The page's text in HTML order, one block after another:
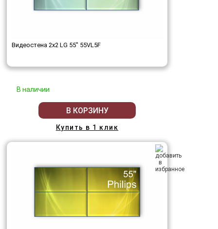
Видеостена 2x2 LG 55" 55VL5F
В наличии
В КОРЗИНУ
Купить в 1 клик